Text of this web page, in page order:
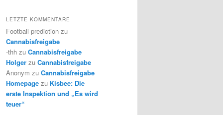
LETZTE KOMMENTARE
Football prediction zu
Cannabisfreigabe
-thh zu Cannabisfreigabe
Holger zu Cannabisfreigabe
Anonym zu Cannabisfreigabe
Homepage zu Kisbee: Die
erste Inspektion und „Es wird
teuer“